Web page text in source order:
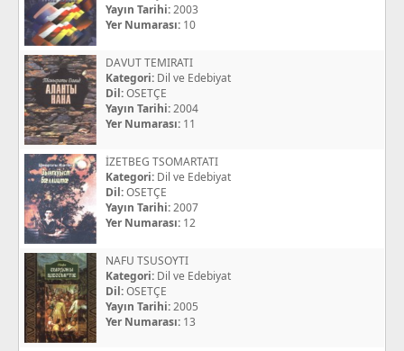
Yayın Tarihi:2003
Yer Numarası: 10
DAVUT TEMIRATI
Kategori: Dil ve Edebiyat
Dil:OSETÇE
Yayın Tarihi:2004
Yer Numarası: 11
İZETBEG TSOMARTATI
Kategori: Dil ve Edebiyat
Dil:OSETÇE
Yayın Tarihi:2007
Yer Numarası: 12
NAFU TSUSOYTI
Kategori: Dil ve Edebiyat
Dil:OSETÇE
Yayın Tarihi:2005
Yer Numarası: 13